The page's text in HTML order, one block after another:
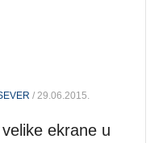
/ 29.06.2015.
ekrane u